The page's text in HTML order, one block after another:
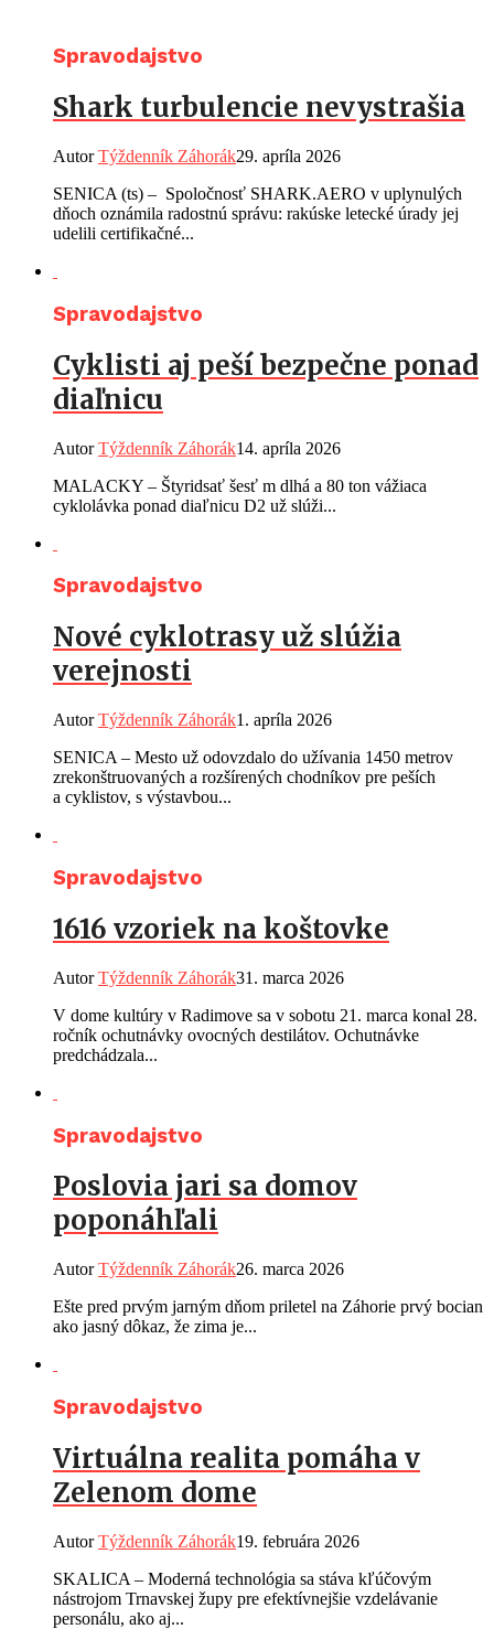
Spravodajstvo
Shark turbulencie nevystrašia
AutorTýždenník Záhorák29. apríla 2026
SENICA (ts) – Spoločnosť SHARK.AERO v uplynulých
dňoch oznámila radostnú správu: rakúske letecké úrady jej
udelili certifikačné...
Spravodajstvo
Cyklisti aj peší bezpečne ponad
diaľnicu
AutorTýždenník Záhorák14. apríla 2026
MALACKY – Štyridsať šesť m dlhá a 80 ton vážiaca
cyklolávka ponad diaľnicu D2 už slúži...
Spravodajstvo
Nové cyklotrasy už slúžia
verejnosti
AutorTýždenník Záhorák1. apríla 2026
SENICA – Mesto už odovzdalo do užívania 1450 metrov
zrekonštruovaných a rozšírených chodníkov pre peších
a cyklistov, s výstavbou...
Spravodajstvo
1616 vzoriek na koštovke
AutorTýždenník Záhorák31. marca 2026
V dome kultúry v Radimove sa v sobotu 21. marca konal 28.
ročník ochutnávky ovocných destilátov. Ochutnávke
predchádzala...
Spravodajstvo
Poslovia jari sa domov
poponáhľali
AutorTýždenník Záhorák26. marca 2026
Ešte pred prvým jarným dňom priletel na Záhorie prvý bocian
ako jasný dôkaz, že zima je...
Spravodajstvo
Virtuálna realita pomáha v
Zelenom dome
AutorTýždenník Záhorák19. februára 2026
SKALICA – Moderná technológia sa stáva kľúčovým
nástrojom Trnavskej župy pre efektívnejšie vzdelávanie
personálu, ako aj...